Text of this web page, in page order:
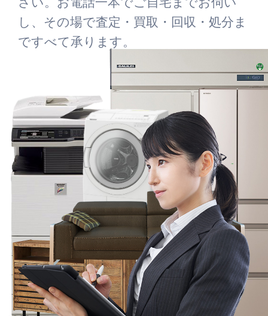
し、その場で査定・買取・回収・処分ま
ですべて承ります。